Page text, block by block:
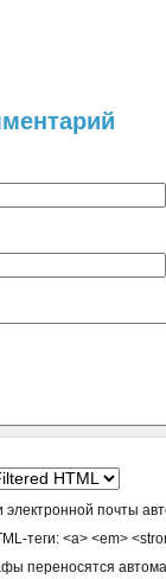
электронной почты
теги: <a> <em>
переносятся